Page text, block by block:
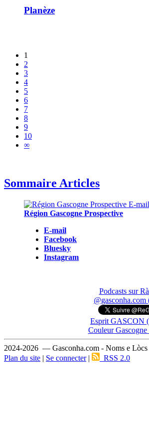
Planèze
1
2
3
4
5
6
7
8
9
10
∞
Sommaire Articles
Région Gascogne Prospective
E-mail
Facebook
Bluesky
Instagram
Podcasts sur
Esprit GASCON
Couleur
2024-2026 — Gasconha.com - Noms e Lòcs
Plan du site | Se connecter| RSS 2.0